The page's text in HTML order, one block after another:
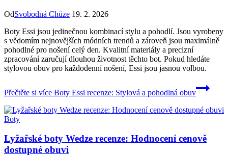
OdSvobodná Chůze 19. 2. 2026
Boty Essi jsou jedinečnou kombinací stylu a pohodlí. Jsou vyrobeny
s vědomím nejnovějších módních trendů a zároveň jsou maximálně
pohodlné pro nošení celý den. Kvalitní materiály a precizní
zpracování zaručují dlouhou životnost těchto bot. Pokud hledáte
stylovou obuv pro každodenní nošení, Essi jsou jasnou volbou.
Přečtěte si více Boty Essi recenze: Stylová a pohodlná obuv
Boty
Lyžařské boty Wedze recenze: Hodnocení cenově
dostupné obuvi